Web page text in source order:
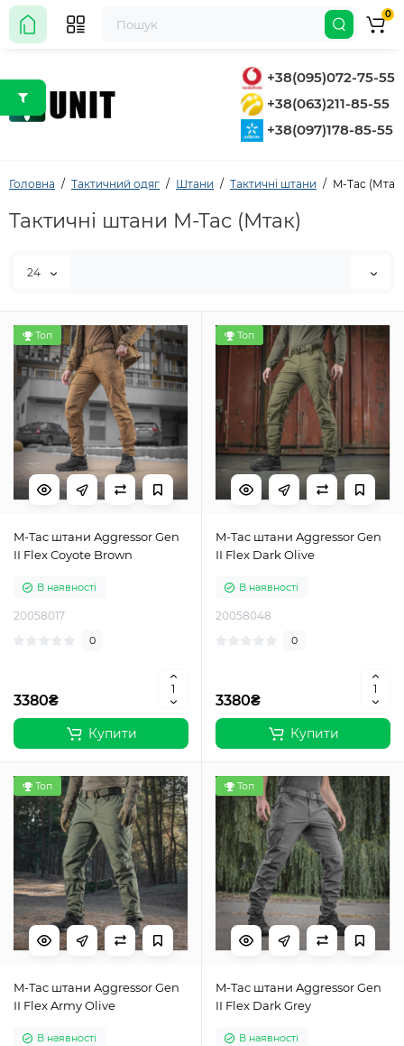
+38(095)072-75-55
+38(063)211-85-55
+38(097)178-85-55
0
Головна Тактичний одяг Штани Тактичні штани M-Tac (Мтак)
Тактичні штани M-Tac (Мтак)
24
Топ
M-Tac штани Aggressor Gen
II Flex Coyote Brown
В наявності
20058017
0
3380₴
Купити
Топ
M-Tac штани Aggressor Gen
ІІ Flex Dark Olive
В наявності
20058048
0
3380₴
Купити
Топ
M-Tac штани Aggressor Gen
ІІ Flex Army Olive
В наявності
Топ
M-Tac штани Aggressor Gen
II Flex Dark Grey
В наявності